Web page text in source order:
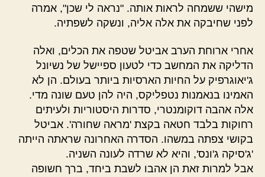
מישהי ששמחה לראות אותה. "נראה לי שכן", אמרה
לפני שחיבקה את אלה אליה, ונשקה לשפתיה.
אחרי ארוחת הערב אביטל שטפה את הכלים, ואלה
הדליקה את המחשב כדי לטעון ספיישל של נשיונל
ג'יאוגרפיק על החיות הארסיות ביותר בעולם. הן לא
האמינו בנאמנות נטפליקס, היה להן טעם שונה מדי.
אלה אהבה דוקומנטרי, סדרות היסטוריות ולעיתים
רחוקות בלבד חטאה בקצת 'מראה שחורה'. אביטל
בקושי צפתה במשהו. הסדרה האחרונה שראתה הייתה
'ג'סיקה ג'ונס', והיא לא שרדה לעונה השניה.
אבל למרות זאת הן אהבו לשבת ביחד, ברך חשופה